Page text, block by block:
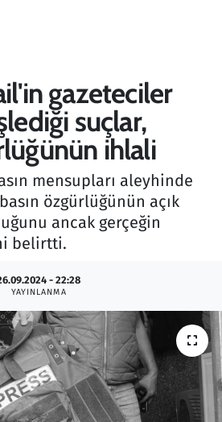
gazeteciler
suçlar,
ihlali
mensupları aleyhinde
özgürlüğünün açık
ancak gerçeğin
belirtti.
- 22:28
YAYINLANMA